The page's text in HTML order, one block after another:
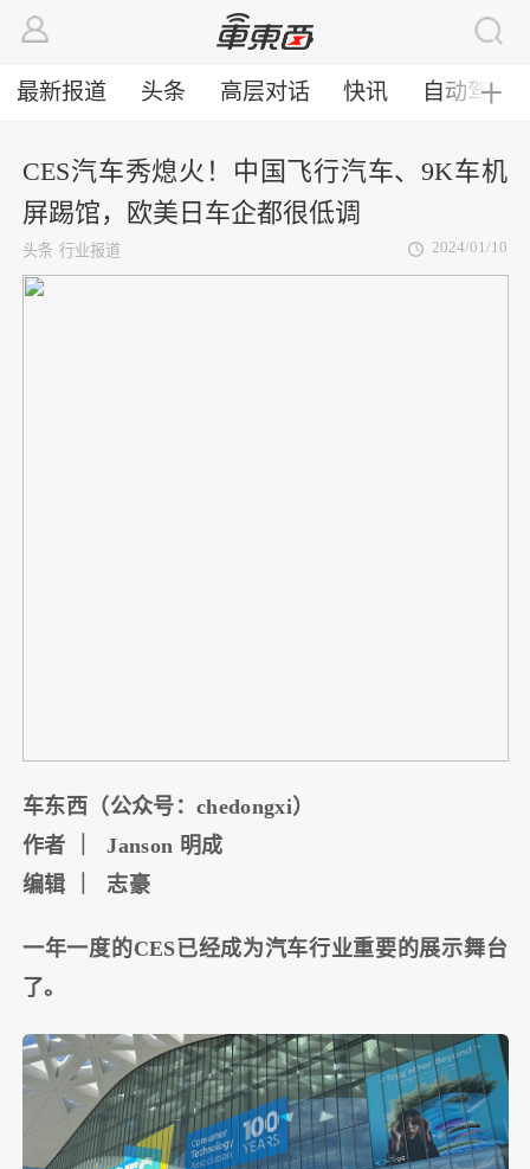
最新报道 头条 高层对话 快讯 自动驾驶
╋
CES汽车秀熄火！中国飞行汽车、9K车机
屏踢馆，欧美日车企都很低调
头条 行业报道 2024/01/10
车东西（公众号：chedongxi）
作者 ｜ Janson 明成
编辑 ｜ 志豪
一年一度的CES已经成为汽车行业重要的展示舞台
了。